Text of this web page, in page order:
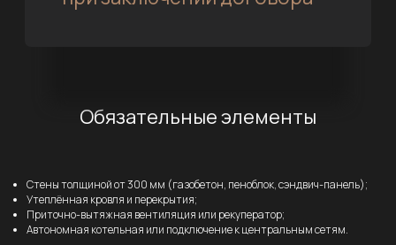
Обязательные элементы
Стены толщиной от 300 мм (газобетон, пеноблок, сэндвич-панель);
Утеплённая кровля и перекрытия;
Приточно-вытяжная вентиляция или рекуператор;
Автономная котельная или подключение к центральным сетям.